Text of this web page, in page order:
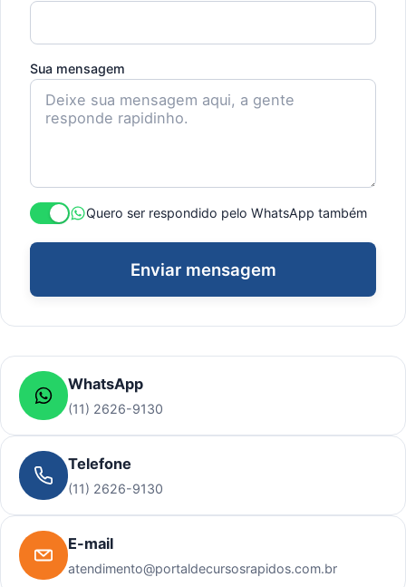
Sua mensagem
Quero ser respondido pelo WhatsApp também
Enviar mensagem
WhatsApp
(11) 2626-9130
Telefone
(11) 2626-9130
E-mail
atendimento@portaldecursosrapidos.com.br